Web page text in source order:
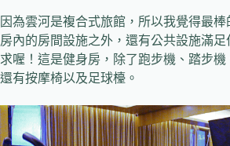
因為雲河是複合式旅館，所以我覺得最
房內的房間設施之外，還有公共設施滿足
求喔！這是健身房，除了跑步機、踏步
還有按摩椅以及足球檯。